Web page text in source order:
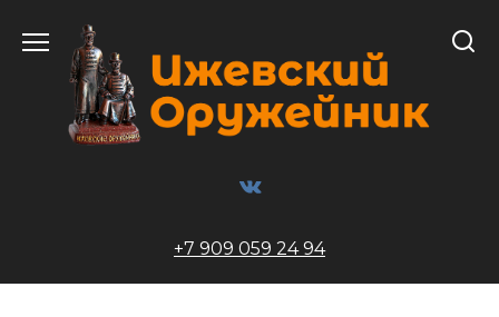
содержанию
+7 909 059 24 94